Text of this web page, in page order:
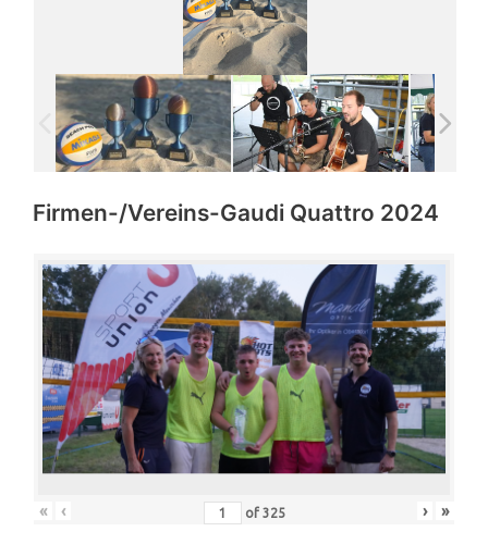
Firmen-/Vereins-Gaudi Quattro 2024
« ‹ of 325 › »